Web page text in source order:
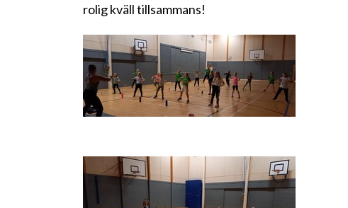
rolig kväll tillsammans!